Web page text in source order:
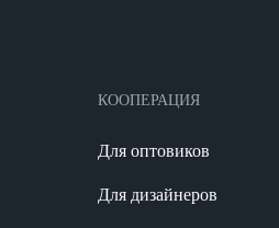
КООПЕРАЦИЯ
Для оптовиков
Для дизайнеров